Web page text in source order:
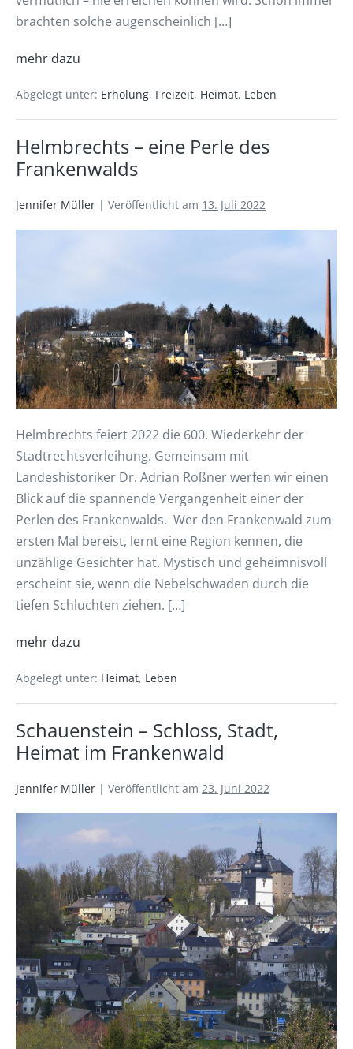
brachten solche augenscheinlich […]
mehr dazu
Abgelegt unter: Erholung, Freizeit, Heimat, Leben
Helmbrechts – eine Perle des
Frankenwalds
Jennifer Müller | Veröffentlicht am 13. Juli 2022
Helmbrechts feiert 2022 die 600. Wiederkehr der
Stadtrechtsverleihung. Gemeinsam mit
Landeshistoriker Dr. Adrian Roßner werfen wir einen
Blick auf die spannende Vergangenheit einer der
Perlen des Frankenwalds. Wer den Frankenwald zum
ersten Mal bereist, lernt eine Region kennen, die
unzählige Gesichter hat. Mystisch und geheimnisvoll
erscheint sie, wenn die Nebelschwaden durch die
tiefen Schluchten ziehen. […]
mehr dazu
Abgelegt unter: Heimat, Leben
Schauenstein – Schloss, Stadt,
Heimat im Frankenwald
Jennifer Müller | Veröffentlicht am 23. Juni 2022